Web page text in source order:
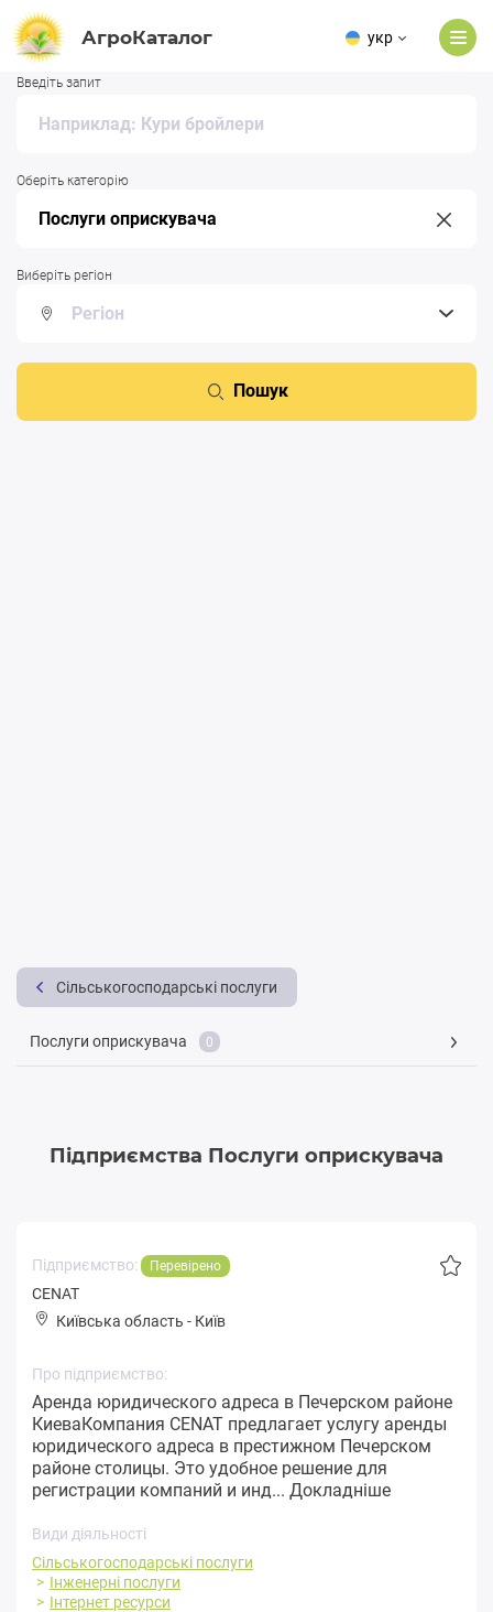
АгроКаталог укр
Введіть запит
Оберіть категорію
Виберіть регіон
Пошук
Сільськогосподарські послуги
Послуги оприскувача 0
Підприємства Послуги оприскувача
Підприємство: Перевірено
CENAT
Київська область - Київ
Про підприємство:
Аренда юридического адреса в Печерском районе
КиеваКомпания CENAT предлагает услугу аренды
юридического адреса в престижном Печерском
районе столицы. Это удобное решение для
регистрации компаний и инд... Докладніше
Види діяльності
Сільськогосподарські послуги
Інженерні послуги
Інтернет ресурси